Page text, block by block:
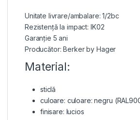
Unitate livrare/ambalare: 1/2bc
Rezistență la impact: IK02
Garanție 5 ani
Producător: Berker by Hager
Material:
sticlă
culoare: culoare: negru
finisare: lucios